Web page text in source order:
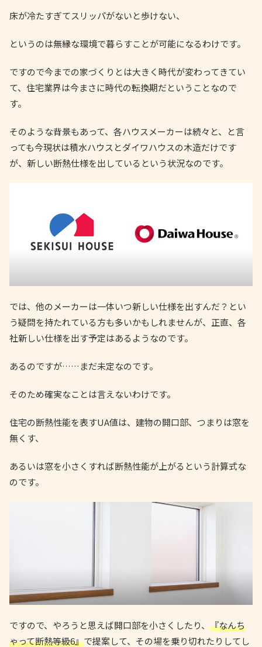
床が冷たすぎてスリッパがないと歩けない、
というのは無縁な環境で暮らすことが可能になるわけです。
ですので今までの家づくりとは大きく時代が変わってきてい
て、住宅業界は今まさに時代の転換期だということなので
す。
そのような背景もあって、各ハウスメーカーは続々と、と言
っても今現状は積水ハウスとダイワハウスの木造だけです
が、新しい断熱仕様を出しているという状況なのです。
では、他のメーカーは一体いつ新しい仕様を出すんだ？とい
う疑問を持たれている方も多いかもしれませんが、正直、各
社新しい仕様を出す予定はあるようなのです。
あるのですが……まだ未定なのです。
そのため確実なことは言えないわけです。
住宅の断熱性能を表すUA値は、建物の開口部、つまりは窓を
無くす、
あるいは窓を小さくすれば断熱性能が上がるという計算式な
のです。
ですので、やろうと思えば開口部を小さくしたり、 『なんち
ゃって断熱等級6』で提案して、その場を乗り切れたりしてし